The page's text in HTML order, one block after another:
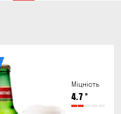
Міцність
4.7°